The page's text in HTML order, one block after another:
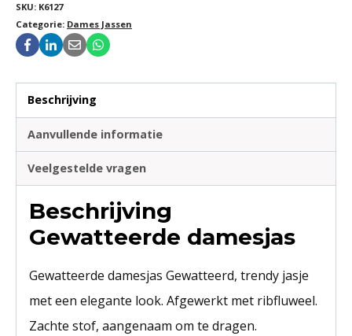
SKU: K6127
Categorie: Dames Jassen
Beschrijving
Aanvullende informatie
Veelgestelde vragen
Beschrijving
Gewatteerde damesjas
Gewatteerde damesjas Gewatteerd, trendy jasje
met een elegante look. Afgewerkt met ribfluweel.
Zachte stof, aangenaam om te dragen.